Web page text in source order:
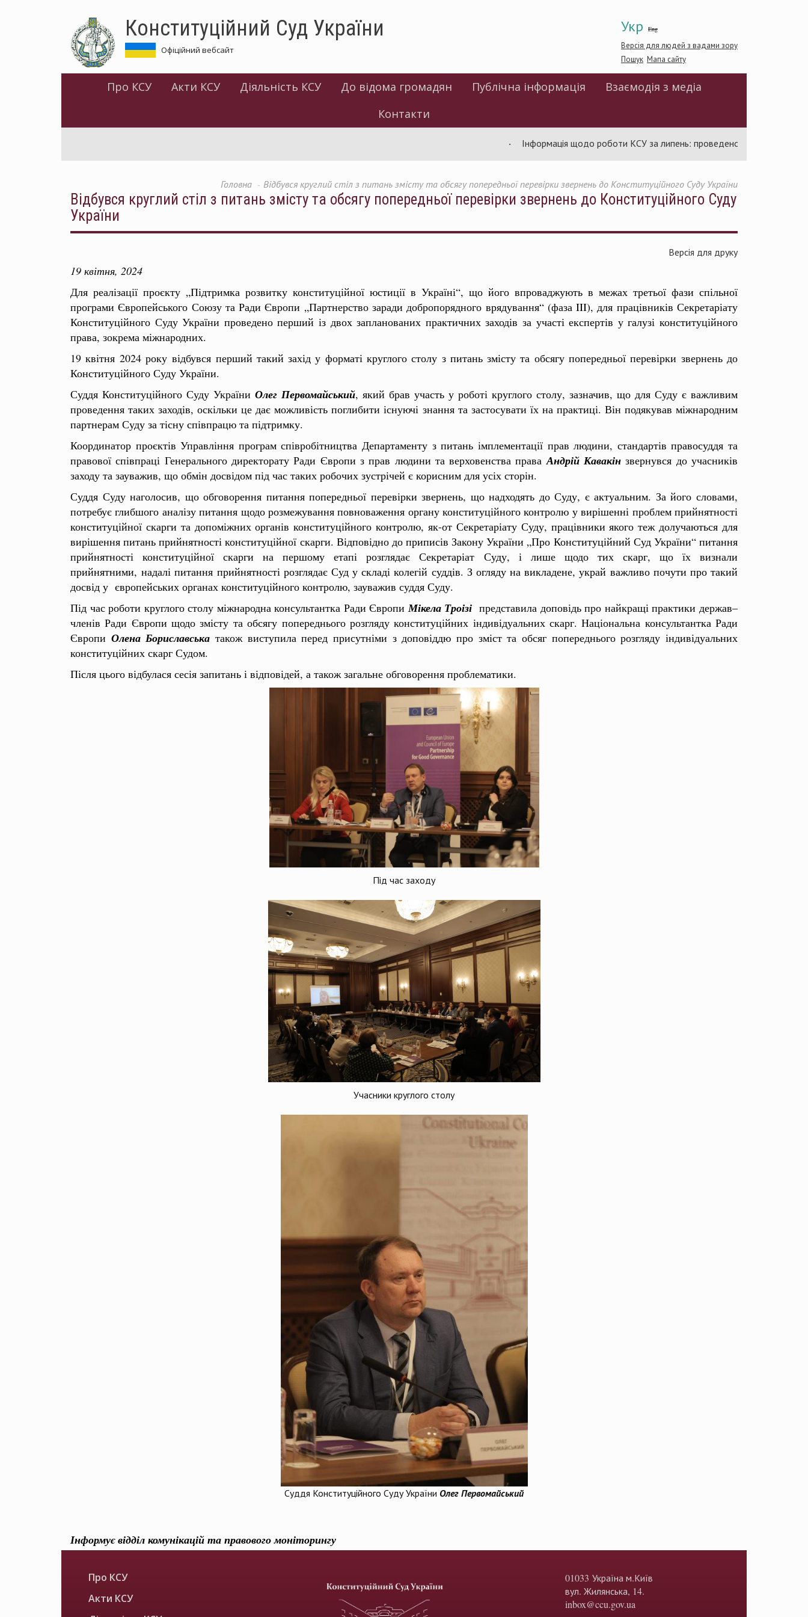
Укр Eng
Версія для людей з вадами зору
Пошук Мапа сайту
Конституційний Суд України
Офіційний вебсайт
Про КСУ Акти КСУ Діяльність КСУ До відома громадян Публічна інформація
Взаємодія з медіа
Контакти
Інформація щодо роботи КСУ за липень: проведено 94 засідання та
Головна Відбувся круглий стіл з питань змісту та обсягу попередньої перевірки звернень до Конституційного Суду України
Відбувся круглий стіл з питань змісту та обсягу попередньої перевірки звернень до Конституційного Суду
України
Версія для друку
19 квітня, 2024
Для реалізації проєкту „Підтримка розвитку конституційної юстиції в Україні“, що його впроваджують в межах третьої фази спільної
програми Європейського Союзу та Ради Європи „Партнерство заради добропорядного врядування“ (фаза III), для працівників Секретаріату
Конституційного Суду України проведено перший із двох запланованих практичних заходів за участі експертів у галузі конституційного
права, зокрема міжнародних.
19 квітня 2024 року відбувся перший такий захід у форматі круглого столу з питань змісту та обсягу попередньої перевірки звернень до
Конституційного Суду України.
Суддя Конституційного Суду України Олег Первомайський, який брав участь у роботі круглого столу, зазначив, що для Суду є важливим
проведення таких заходів, оскільки це дає можливість поглибити існуючі знання та застосувати їх на практиці. Він подякував міжнародним
партнерам Суду за тісну співпрацю та підтримку.
Координатор проєктів Управління програм співробітництва Департаменту з питань імплементації прав людини, стандартів правосуддя та
правової співпраці Генерального директорату Ради Європи з прав людини та верховенства права Андрій Кавакін звернувся до учасників
заходу та зауважив, що обмін досвідом під час таких робочих зустрічей є корисним для усіх сторін.
Суддя Суду наголосив, що обговорення питання попередньої перевірки звернень, що надходять до Суду, є актуальним. За його словами,
потребує глибшого аналізу питання щодо розмежування повноваження органу конституційного контролю у вирішенні проблем прийнятності
конституційної скарги та допоміжних органів конституційного контролю, як-от Секретаріату Суду, працівники якого теж долучаються для
вирішення питань прийнятності конституційної скарги. Відповідно до приписів Закону України „Про Конституційний Суд України“ питання
прийнятності конституційної скарги на першому етапі розглядає Секретаріат Суду, і лише щодо тих скарг, що їх визнали
прийнятними, надалі питання прийнятності розглядає Суд у складі колегій суддів. З огляду на викладене, украй важливо почути про такий
досвід у європейських органах конституційного контролю, зауважив суддя Суду.
Під час роботи круглого столу міжнародна консультантка Ради Європи Мікела Троізіпредставила доповідь про найкращі практики держав–
членів Ради Європи щодо змісту та обсягу попереднього розгляду конституційних індивідуальних скарг. Національна консультантка Ради
Європи Олена Бориславська також виступила перед присутніми з доповіддю про зміст та обсяг попереднього розгляду індивідуальних
конституційних скарг Судом.
Після цього відбулася сесія запитань і відповідей, а також загальне обговорення проблематики.
Під час заходу
Учасники круглого столу
Суддя Конституційного Суду України Олег Первомайський
Інформує відділ комунікацій та правового моніторингу
Про КСУ
Акти КСУ
01033 Україна м.Київ
вул. Жилянська, 14.
inbox@ccu.gov.ua